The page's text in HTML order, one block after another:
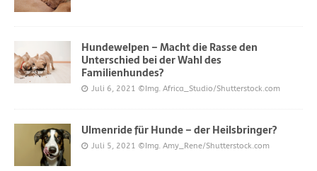
Hundewelpen – Macht die Rasse den
Unterschied bei der Wahl des
Familienhundes?
Juli 6, 2021 ©Img. Africa_Studio/Shutterstock.com
Ulmenride für Hunde – der Heilsbringer?
Juli 5, 2021 ©Img. Amy_Rene/Shutterstock.com